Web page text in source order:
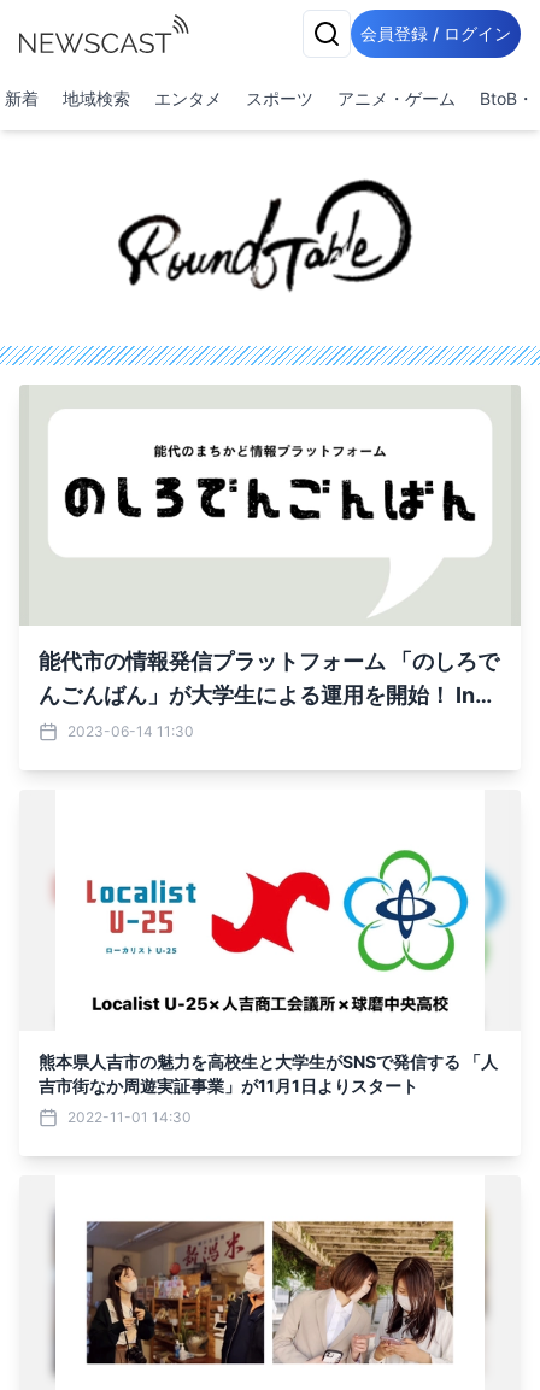
会員登録 / ログイン
新着 地域検索 エンタメ スポーツ アニメ・ゲーム BtoB・
能代市の情報発信プラットフォーム 「のしろで
んごんばん」が大学生による運用を開始！ Inst
agramに続き、LINE公式アカウントを新設。 2
2023-06-14 11:30
熊本県人吉市の魅力を高校生と大学生がSNSで発信する 「人
吉市街なか周遊実証事業」が11月1日よりスタート
2022-11-01 14:30